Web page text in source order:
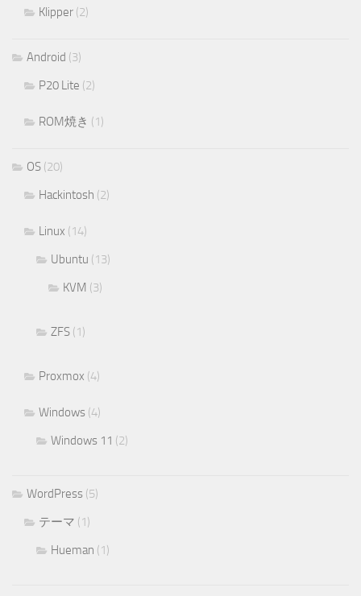
Klipper (2)
Android (3)
P20 Lite (2)
ROM焼き (1)
OS (20)
Hackintosh (2)
Linux (14)
Ubuntu (13)
KVM (3)
ZFS (1)
Proxmox (4)
Windows (4)
Windows 11 (2)
WordPress (5)
テーマ (1)
Hueman (1)